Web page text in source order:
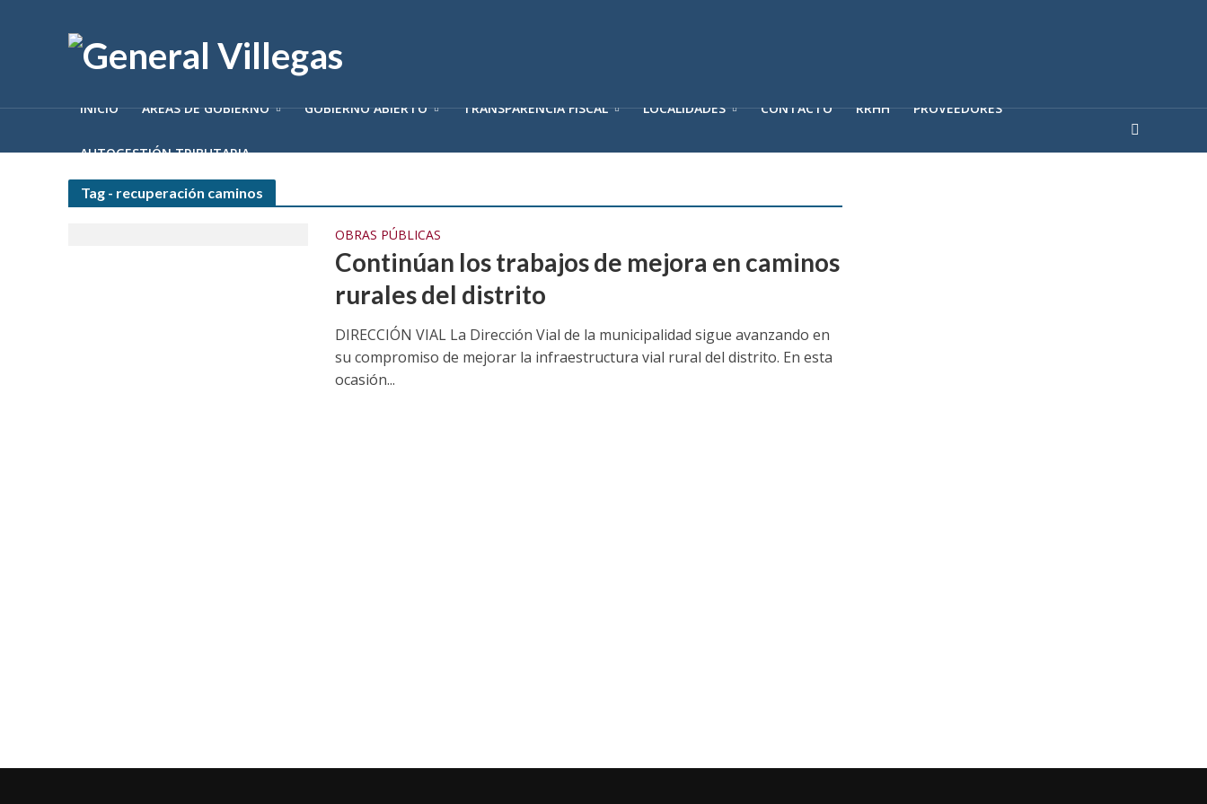
INICIO ÁREAS DE GOBIERNO GOBIERNO ABIERTO TRANSPARENCIA FISCAL LOCALIDADES CONTACTO RRHH PROVEEDORES
AUTOGESTIÓN TRIBUTARIA
Tag - recuperación caminos
OBRAS PÚBLICAS
Continúan los trabajos de mejora en caminos
rurales del distrito
DIRECCIÓN VIAL La Dirección Vial de la municipalidad sigue avanzando en
su compromiso de mejorar la infraestructura vial rural del distrito. En esta
ocasión...